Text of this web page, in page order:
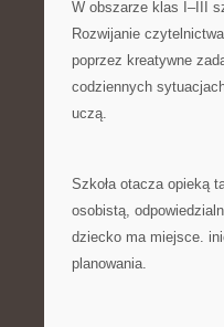
W obszarze klas I–III
Rozwijanie
poprzez kreatywne
codziennych
uczą.
Szkoła otacza opieką
osobistą,
dziecko ma miejsce.
planowania.